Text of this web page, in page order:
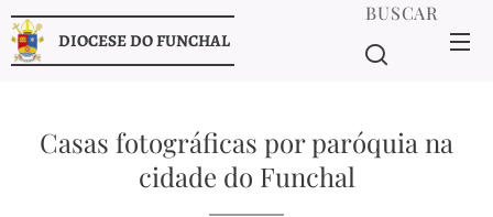
DIOCESE DO FUNCHAL
BUSCAR
Casas fotográficas por paróquia na
cidade do Funchal